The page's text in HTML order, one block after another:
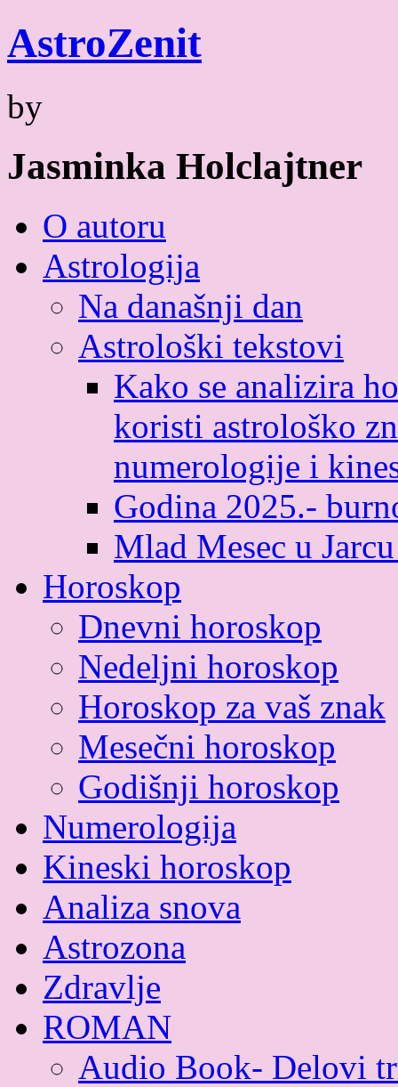
Skip
to
content
AstroZenit
by
Jasminka Holclajtner
O autoru
Astrologija
Na današnji dan
Astrološki tekstovi
Kako se analizira
koristi astrološko
numerologije i
Godina 2025.-
Mlad Mesec u
Horoskop
Dnevni horoskop
Nedeljni horoskop
Horoskop za vaš znak
Mesečni horoskop
Godišnji horoskop
Numerologija
Kineski horoskop
Analiza snova
Astrozona
Zdravlje
ROMAN
Audio Book- Delovi